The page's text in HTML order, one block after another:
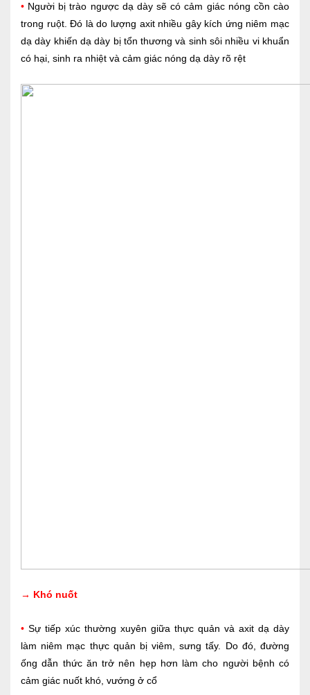
• Người bị trào ngược dạ dày sẽ có cảm giác nóng cồn cào
trong ruột. Đó là do lượng axit nhiều gây kích ứng niêm mạc
dạ dày khiến dạ dày bị tổn thương và sinh sôi nhiều vi khuẩn
có hại, sinh ra nhiệt và cảm giác nóng dạ dày rõ rệt
→ Khó nuốt
• Sự tiếp xúc thường xuyên giữa thực quản và axit dạ dày
làm niêm mạc thực quản bị viêm, sưng tấy. Do đó, đường
ống dẫn thức ăn trở nên hẹp hơn làm cho người bệnh có
cảm giác nuốt khó, vướng ở cổ